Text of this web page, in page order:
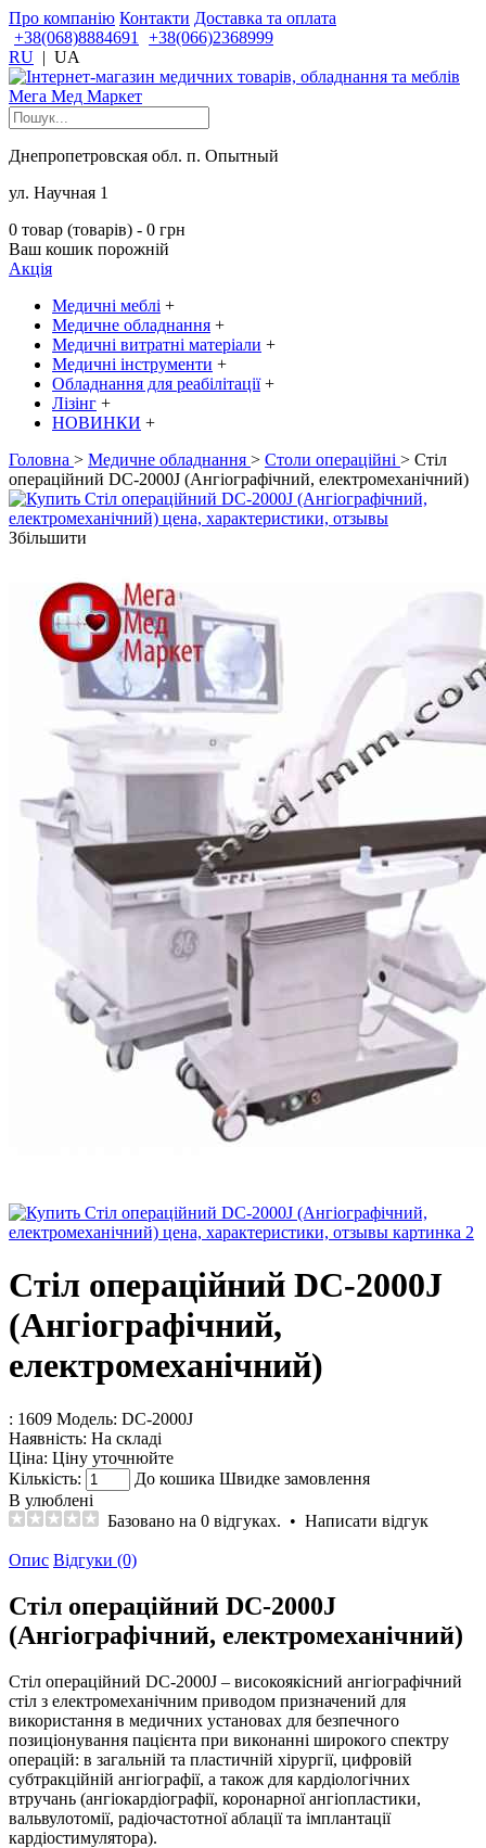
Про компанію Контакти Доставка та оплата
+38(068)8884691
+38(066)2368999
RU | UA
Днепропетровская обл. п. Опытный
ул. Научная 1
0 товар (товарів) - 0 грн
Ваш кошик порожній
Акція
Медичні меблі +
Медичне обладнання +
Медичні витратні матеріали +
Медичні інструменти +
Обладнання для реабілітації +
Лізінг +
НОВИНКИ +
Головна > Медичне обладнання > Столи операційні > Стіл
операційний DC-2000J (Ангіографічний, електромеханічний)
Збільшити
Стіл операційний DC-2000J
(Ангіографічний,
електромеханічний)
: 1609 Модель: DC-2000J
Наявність: На складі
Ціна: Ціну уточнюйте
Кількість:
До кошика Швидке замовлення
В улюблені
Базовано на 0 відгуках. • Написати відгук
Опис Відгуки (0)
Стіл операційний DC-2000J
(Ангіографічний, електромеханічний)
Стіл операційний DС-2000J – високоякісний ангіографічний
стіл з електромеханічним приводом призначений для
використання в медичних установах для безпечного
позиціонування пацієнта при виконанні широкого спектру
операцій: в загальній та пластичній хірургії, цифровій
субтракційній ангіографії, а також для кардіологічних
втручань (ангіокардіографії, коронарної ангіопластики,
вальвулотомії, радіочастотної аблації та імплантації
кардіостимулятора).